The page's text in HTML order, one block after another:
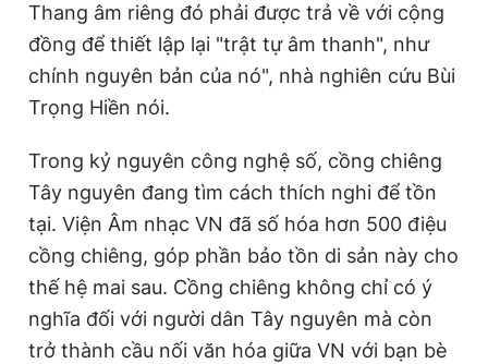
Thang âm riêng đó phải được trả về với cộng
đồng để thiết lập lại "trật tự âm thanh", như
chính nguyên bản của nó", nhà nghiên cứu Bùi
Trọng Hiền nói.
Trong kỷ nguyên công nghệ số, cồng chiêng
Tây nguyên đang tìm cách thích nghi để tồn
tại. Viện Âm nhạc VN đã số hóa hơn 500 điệu
cồng chiêng, góp phần bảo tồn di sản này cho
thế hệ mai sau. Cồng chiêng không chỉ có ý
nghĩa đối với người dân Tây nguyên mà còn
trở thành cầu nối văn hóa giữa VN với bạn bè